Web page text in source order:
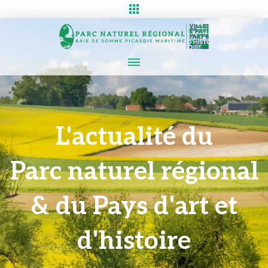
L'actualité du
Parc naturel régional
& du Pays d'art et
d'histoire